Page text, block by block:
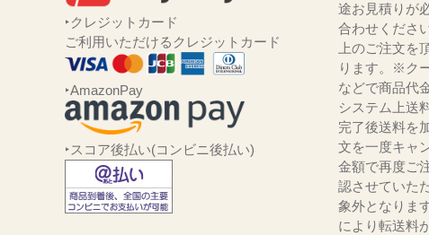
‣クレジットカード
ご利用いただけるクレジットカード
‣AmazonPay
‣スコア後払い(コンビニ後払い)
途お見積りが
合わせくださ
上のご注文を
ります。※ク
などで商品代
システム上送
完了後送料を
文を一度キャ
金額で再度ご
認させていた
象外となりま
により転送料